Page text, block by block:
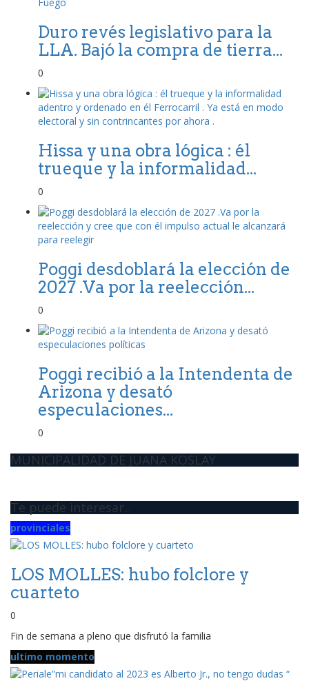
Duro revés legislativo para la
LLA. Bajó la compra de tierra...
0
Hissa y una obra lógica : él
trueque y la informalidad...
0
Poggi desdoblará la elección de
2027 .Va por la reelección...
0
Poggi recibió a la Intendenta de
Arizona y desató
especulaciones...
0
MUNICIPALIDAD DE JUANA KOSLAY
Te puede interesar..
provinciales
LOS MOLLES: hubo folclore y
cuarteto
0
Fin de semana a pleno que disfrutó la familia
ultimo momento